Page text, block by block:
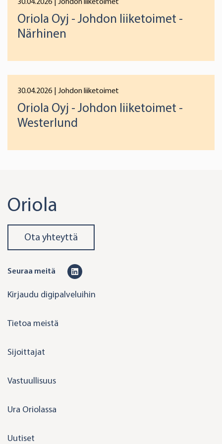
We use cookies to offer you a better user experience,
analyse traffic and for advertising. You may change your
preferences below or at any time later.
Oriola Oyj - Johdon liiketoimet -
Närhinen
30.04.2026 | Johdon liiketoimet
Oriola Oyj - Johdon liiketoimet -
Westerlund
Oriola
Ota yhteyttä
Seuraa meitä
n
Kirjaudu digipalveluihin
Tietoa meistä
Sijoittajat
Vastuullisuus
Ura Oriolassa
Uutiset